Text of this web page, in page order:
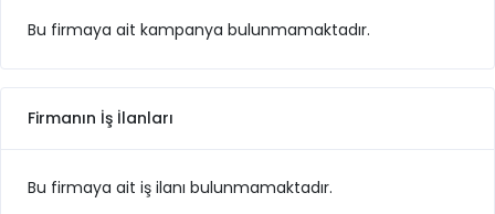
Bu firmaya ait kampanya bulunmamaktadır.
Firmanın İş İlanları
Bu firmaya ait iş ilanı bulunmamaktadır.